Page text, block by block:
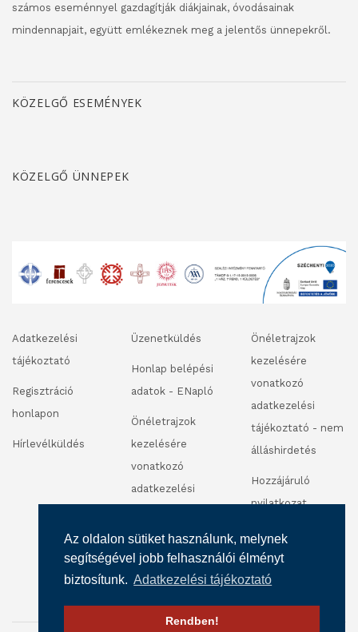
Az oldalon sütiket használunk, melynek
segítségével jobb felhasználói élményt
biztosítunk. Adatkezelési tájékoztató
Rendben!
számos eseménnyel gazdagítják diákjainak, óvodásainak
mindennapjait, együtt emlékeznek meg a jelentős ünnepekről.
KÖZELGŐ ESEMÉNYEK
KÖZELGŐ ÜNNEPEK
Adatkezelési
tájékoztató
Regisztráció
honlapon
Hírlevélküldés
Üzenetküldés
Honlap belépési
adatok - ENapló
Önéletrajzok
kezelésére
vonatkozó
adatkezelési
álláshirdetés
Önéletrajzok
kezelésére
vonatkozó
adatkezelési
tájékoztató - nem
álláshirdetés
Hozzájáruló
nyilatkozat
videofelvétel